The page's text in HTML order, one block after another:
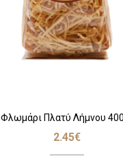
Φλωμάρι Πλατύ Λήμνου
2.45€